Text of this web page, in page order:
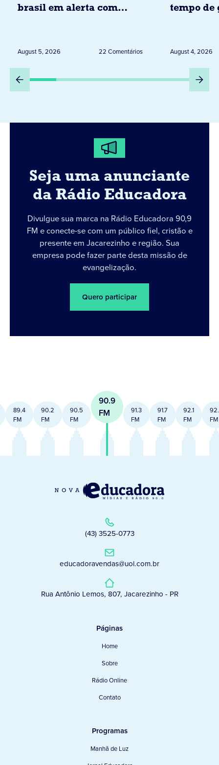
brasil em alerta com
dias 6 e 8 de agosto
August 5, 2026 22 Comentários
tempo de
August 4, 2026
Seja uma anunciante
da Rádio Educadora
Divulgue sua marca na Rádio Educadora 90,9
FM e conecte-se com um público fiel, cristão e
presente em Jacarezinho e região. Sua
empresa pode fazer parte desta missão de
evangelização.
Quero participar
89.4
FM
90.2
FM
90.5
FM
90.9
FM
91.3
FM
91.7
FM
92.1
FM
FM
(43) 3525-0773
educadoravendas@uol.com.br
Rua Antônio Lemos, 807, Jacarezinho - PR
Páginas
Home
Sobre
Rádio Online
Contato
Programas
Manhã de Luz